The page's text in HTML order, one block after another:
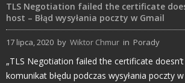
TLS Negotiation failed the certificate
host – Błąd wysyłania poczty w Gmail
17 lipca, 2020 by Wiktor Chmur in Porady
„TLS Negotiation failed the certificate
komunikat błędu podczas wysyłania poczty